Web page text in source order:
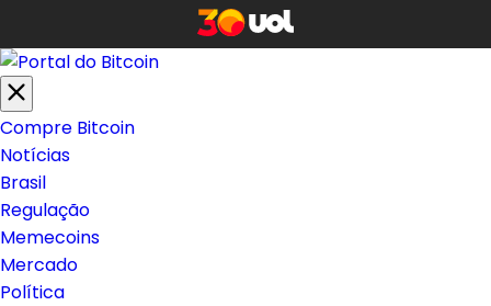
Compre Bitcoin
Notícias
Brasil
Regulação
Memecoins
Mercado
Política